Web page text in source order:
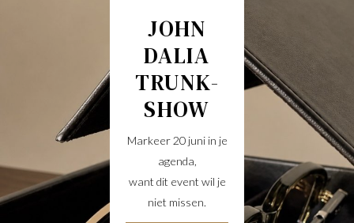
JOHN
DALIA
TRUNK-
SHOW
Markeer 20 juni in je
agenda,
want dit event wil je
niet missen.